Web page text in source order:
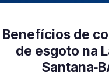
Benefícios de
de esgoto na